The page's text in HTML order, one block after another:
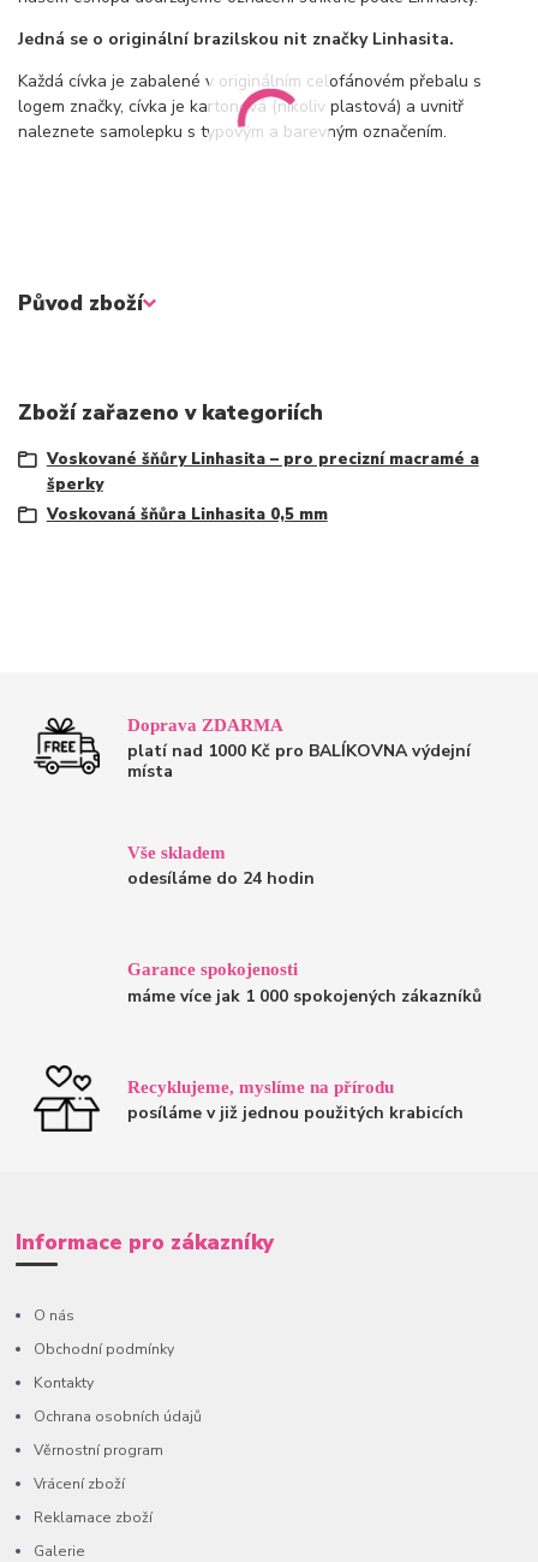
Jedná se o originální brazilskou nit značky Linhasita.
Každá cívka je zabalené v originálním celofánovém přebalu s
logem značky, cívka je kartonová (nikoliv plastová) a uvnitř
naleznete samolepku s typovým a barevným označením.
Původ zboží
Zboží zařazeno v kategoriích
Voskované šňůry Linhasita – pro precizní macramé a
šperky
Voskovaná šňůra Linhasita 0,5 mm
Doprava ZDARMA
platí nad 1000 Kč pro BALÍKOVNA výdejní
místa
Vše skladem
odesíláme do 24 hodin
Garance spokojenosti
máme více jak 1 000 spokojených zákazníků
Recyklujeme, myslíme na přírodu
posíláme v již jednou použitých krabicích
Informace pro zákazníky
O nás
Obchodní podmínky
Kontakty
Ochrana osobních údajů
Věrnostní program
Vrácení zboží
Reklamace zboží
Galerie